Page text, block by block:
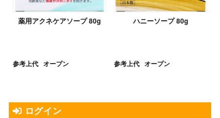
薬用アクネケアソープ 80g
参考上代 オープン
ハニーソープ 80g
参考上代 オープン
ログイン